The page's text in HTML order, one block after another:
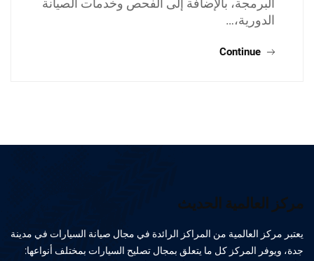
البرمجة، بالإضافة إلى الفحص وخدمات الصيانة
الدورية،…
Continue
مركز العالمية الحديث
يعتبر مركز العالمية من المراكز الرائدة في مجال صيانة السيارات في مدينة
جدة، ويوفر المركز كل ما يتعلق بمجال تصليح السيارات بمختلف أنواعها: